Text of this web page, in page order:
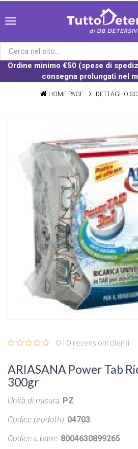
Ordine minimo €50 (spese di
consegna prolungati nel
HOME PAGE DETTAGLIO
0 | 0 recensioni clienti
ARIASANA Power Tab
300gr
Unità di misura: PZ
Codice prodotto: 04703
Codice a barre: 8004630899265